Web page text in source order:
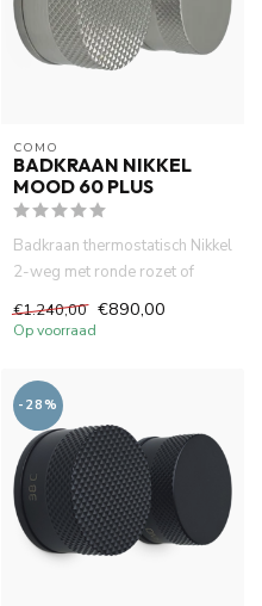
COMO
BADKRAAN NIKKEL
MOOD 60 PLUS
Badkraan thermostatisch Nikkel
2-weg met ronde rozet of
€1.240,00 €890,00
Op voorraad
-28%